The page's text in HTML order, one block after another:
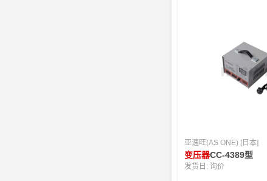
亚速旺(AS ONE) [日本]
变压器CC-4389型
发货日:询价